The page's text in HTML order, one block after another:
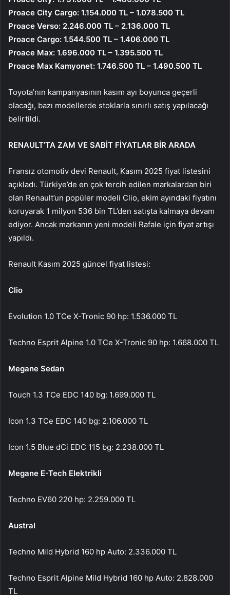
Proace City Cargo: 1.154.000 TL – 1.078.500 TL
Proace Verso: 2.246.000 TL – 2.136.000 TL
Proace Cargo: 1.544.500 TL – 1.406.000 TL
Proace Max: 1.696.000 TL – 1.395.500 TL
Proace Max Kamyonet: 1.746.500 TL – 1.490.500 TL
Toyota’nın kampanyasının kasım ayı boyunca geçerli
olacağı, bazı modellerde stoklarla sınırlı satış yapılacağı
belirtildi.
RENAULT’TA ZAM VE SABİT FİYATLAR BİR ARADA
Fransız otomotiv devi Renault, Kasım 2025 fiyat listesini
açıkladı. Türkiye’de en çok tercih edilen markalardan biri
olan Renault’un popüler modeli Clio, ekim ayındaki fiyatını
koruyarak 1 milyon 536 bin TL’den satışta kalmaya devam
ediyor. Ancak markanın yeni modeli Rafale için fiyat artışı
yapıldı.
Renault Kasım 2025 güncel fiyat listesi:
Clio
Evolution 1.0 TCe X-Tronic 90 hp: 1.536.000 TL
Techno Esprit Alpine 1.0 TCe X-Tronic 90 hp: 1.668.000 TL
Megane Sedan
Touch 1.3 TCe EDC 140 bg: 1.699.000 TL
Icon 1.3 TCe EDC 140 bg: 2.106.000 TL
Icon 1.5 Blue dCi EDC 115 bg: 2.238.000 TL
Megane E-Tech Elektrikli
Techno EV60 220 hp: 2.259.000 TL
Austral
Techno Mild Hybrid 160 hp Auto: 2.336.000 TL
Techno Esprit Alpine Mild Hybrid 160 hp Auto: 2.828.000
TL